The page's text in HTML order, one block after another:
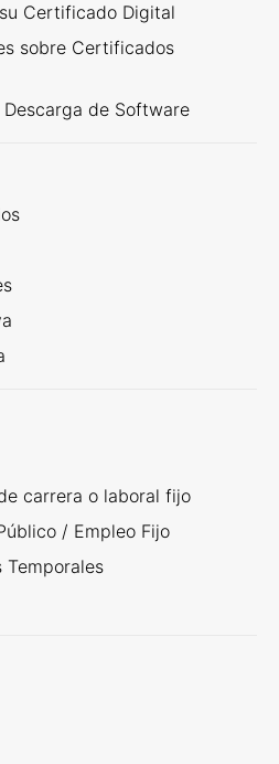
Certificado Digital
sobre Certificados
de Software
carrera o laboral fijo
/ Empleo Fijo
Temporales